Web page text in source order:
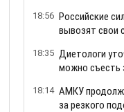
18:56 Российские
вывозят свои
18:35 Диетологи
можно съесть
18:14 АМКУ
за резкого